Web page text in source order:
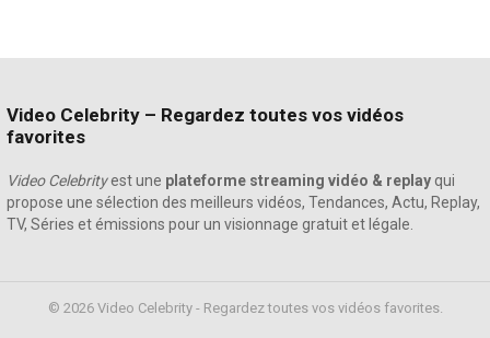
Video Celebrity – Regardez toutes vos vidéos
favorites
Video Celebrityest une plateforme streaming vidéo & replay qui
propose une sélection des meilleurs vidéos, Tendances, Actu, Replay,
TV, Séries et émissions pour un visionnage gratuit et légale.
© 2026 Video Celebrity - Regardez toutes vos vidéos favorites.